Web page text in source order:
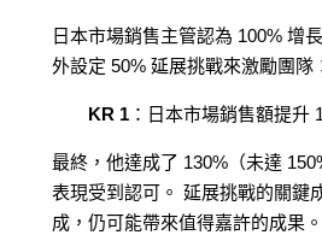
日本市場銷售主管認為 100% 增
外設定 50% 延展挑戰來激勵團隊
KR 1：日本市場銷售額提升
最終，他達成了 130%（未達
表現受到認可。 延展挑戰的關鍵
成，仍可能帶來值得嘉許的成果。